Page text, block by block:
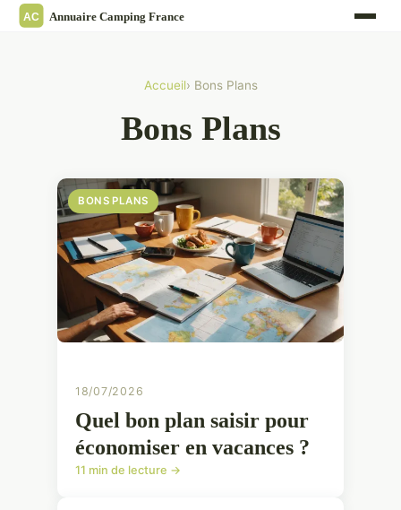
Accueil› Bons Plans
Bons Plans
BONS PLANS
18/07/2026
Quel bon plan saisir pour
économiser en vacances ?
11 min de lecture →